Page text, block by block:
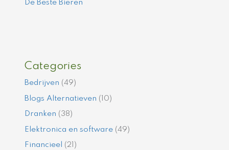
De Beste Bieren
Categories
Bedrijven (49)
Blogs Alternatieven (10)
Dranken (38)
Elektronica en software (49)
Financieel (21)